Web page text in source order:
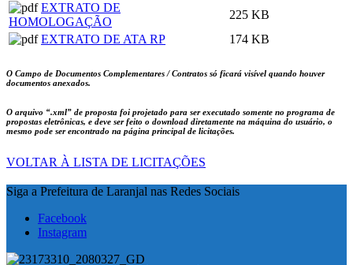
EXTRATO DE
HOMOLOGAÇÃO
225 KB
EXTRATO DE ATA RP
174 KB
O Campo de Documentos Complementares / Contratos só ficará visível quando houver
documentos anexados.
O arquivo “.xml” de proposta foi projetado para ser executado somente no programa de
propostas eletrônicas, e deve ser feito o download diretamente na máquina do usuário, o
mesmo pode ser encontrado na página principal de licitações.
VOLTAR À LISTA DE LICITAÇÕES
Siga a Prefeitura de Laranjal nas Redes Sociais
Facebook
Instagram